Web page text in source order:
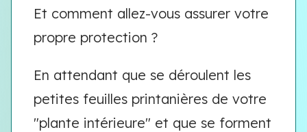
Et comment allez-vous assurer votre
propre protection ?
En attendant que se déroulent les
petites feuilles printanières de votre
"plante intérieure" et que se forment